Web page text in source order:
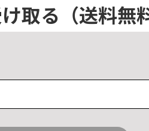
取る （送料無